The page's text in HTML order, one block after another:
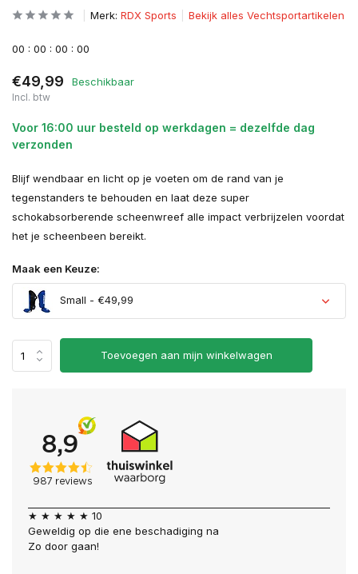
Merk: RDX Sports Bekijk alles Vechtsportartikelen
00 : 00 : 00 : 00
€49,99 Beschikbaar
Incl. btw
Voor 16:00 uur besteld op werkdagen = dezelfde dag
verzonden
Blijf wendbaar en licht op je voeten om de rand van je
tegenstanders te behouden en laat deze super
schokabsorberende scheenwreef alle impact verbrijzelen voordat
het je scheenbeen bereikt.
Maak een Keuze:
Small - €49,99
Toevoegen aan mijn winkelwagen
★ ★ ★ ★ ★ 10
Geweldig op die ene beschadiging na
Zo door gaan!